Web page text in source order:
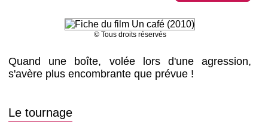
© Tous droits réservés
Quand une boîte, volée lors d'une agression,
s'avère plus encombrante que prévue !
Le tournage